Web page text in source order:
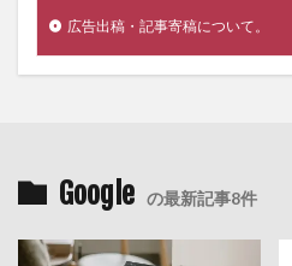
広告出稿・記事寄稿について。
Google の最新記事8件